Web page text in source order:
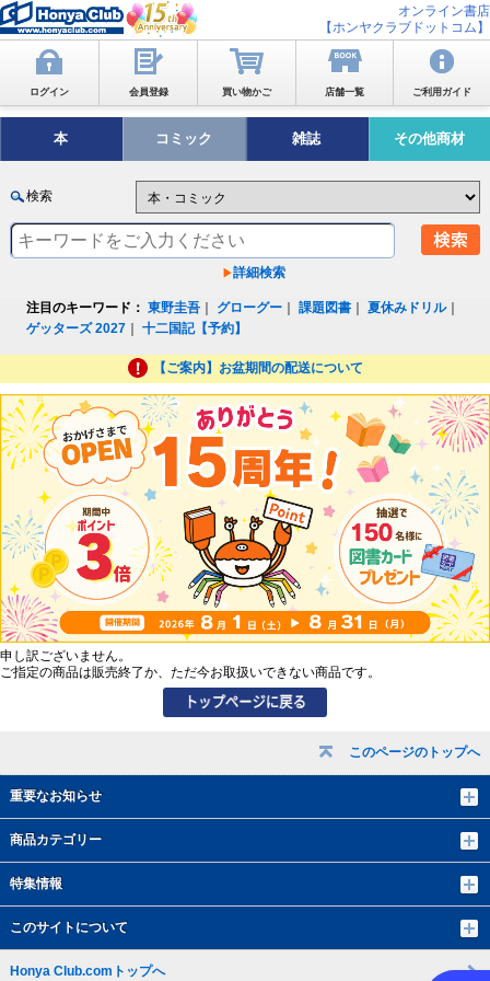
オンライン書店
【ホンヤクラブドットコム】
ログイン 会員登録 買い物かご 店舗一覧 ご利用ガイド
本 コミック 雑誌 その他商材
検索
詳細検索
注目のキーワード： 東野圭吾 グローグー ｜課題図書 ｜夏休みドリル｜
ゲッターズ 2027 ｜十二国記【予約】
【ご案内】お盆期間の配送について
このページのトップへ
重要なお知らせ
商品カテゴリー
特集情報
このサイトについて
申し訳ございません。
ご指定の商品は販売終了か、ただ今お取扱いできない商品です。
Honya Club.comトップへ